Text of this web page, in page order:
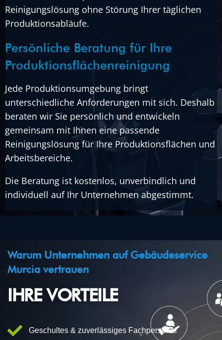
Reinigungslösung ohne Störung Ihrer täglichen
Produktionsabläufe.
Persönliche Beratung für Ihre
Produktionsflächenreinigung
Jede Produktionsumgebung bringt
unterschiedliche Anforderungen mit sich. Deshalb
beraten wir Sie persönlich und entwickeln
gemeinsam mit Ihnen eine passende
Reinigungslösung für Ihre Produktionsflächen und
Arbeitsbereiche.
Die Beratung ist kostenlos, unverbindlich und
individuell auf Ihr Unternehmen abgestimmt.
Warum Unternehmen auf Gebäudeservice
Murcia vertrauen
IHRE VORTEILE
Geschultes & zuverlässiges Fachpersonal